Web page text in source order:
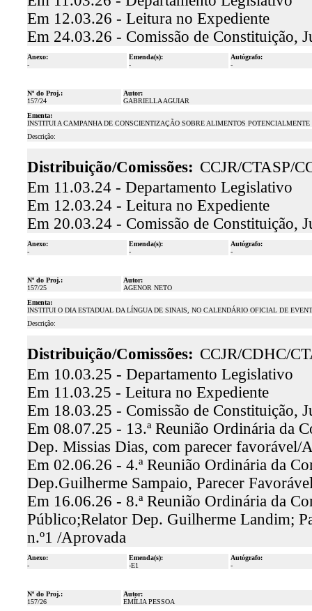
Em 12.03.26 - Leitura no Expediente
Em 24.03.26 - Comissão de Constituição,
Anexo:
-
Emenda(s):
-
Autógrafo:
-
Nº do Proj.:
157/24
Autor:
GABRIELLA AGUIAR
Ementa:
INSTITUI A CAMPANHA DE CONSCIENTIZAÇÃO SOBRE ALIMENTOS
Descrição:
Distribuição/Comissões: CCJR/CTASP/
Em 11.03.24 - Departamento Legislativo
Em 12.03.24 - Leitura no Expediente
Em 20.03.24 - Comissão de Constituição,
Anexo:
-
Emenda(s):
-
Autógrafo:
-
Nº do Proj.:
157/25
Autor:
AGENOR NETO
Ementa:
INSTITUI O DIA ESTADUAL DA LÍNGUA DE SINAIS, NO CALENDÁRIO OFICIAL DE
Descrição:
Distribuição/Comissões: CCJR/CDHC/
Em 10.03.25 - Departamento Legislativo
Em 11.03.25 - Leitura no Expediente
Em 18.03.25 - Comissão de Constituição,
Em 08.07.25 - 13.ª Reunião Ordinária da
Dep. Missias Dias, com parecer favorável/
Em 02.06.26 - 4.ª Reunião Ordinária da
Dep.Guilherme Sampaio, Parecer
Em 16.06.26 - 8.ª Reunião Ordinária da
Público;Relator Dep. Guilherme Landim;
n.º1 /Aprovada
Anexo:
-
Emenda(s):
-E1
Autógrafo:
-
Nº do Proj.:
157/26
Autor:
EMÍLIA PESSOA